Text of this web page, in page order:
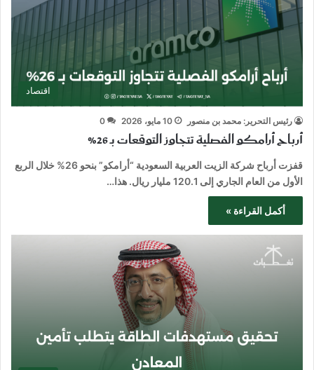
اقتصاد
رئيس التحرير: محمد بن منصور 10 مايو، 2026 0
أرباح أرامكو الفصلية تتجاوز التوقعات بـ 26%
قفزت أرباح شركة الزیت العربیة السعودیة “أرامكو” بنحو 26% خلال الربع
الأول من العام الجاري إلى 120.1 مليار ريال. هذا…
أكمل القراءة »